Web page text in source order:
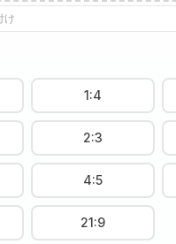
1:4
2:3
4:5
21:9